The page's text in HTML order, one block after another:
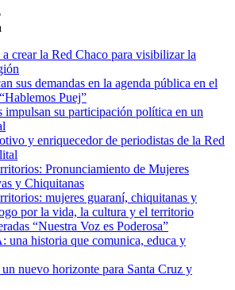
a crear la Red Chaco para visibilizar la
sus demandas en la agenda pública en el
Puej”
impulsan su participación política en un
y enriquecedor de periodistas de la Red
Pronunciamiento de Mujeres
y Chiquitanas
mujeres guaraní, chiquitanas y
por la vida, la cultura y el territorio
“Nuestra Voz es Poderosa”
una historia que comunica, educa y
nuevo horizonte para Santa Cruz y